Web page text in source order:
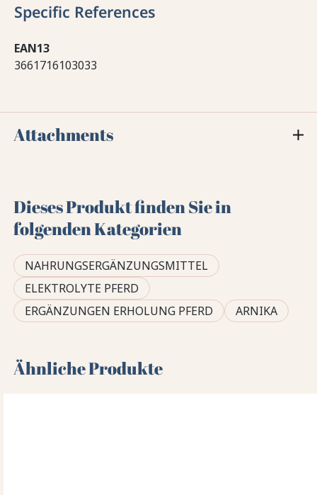
Specific References
EAN13
3661716103033
Attachments
Dieses Produkt finden Sie in
folgenden Kategorien
NAHRUNGSERGÄNZUNGSMITTEL
ELEKTROLYTE PFERD
ERGÄNZUNGEN ERHOLUNG PFERD
ARNIKA
Ähnliche Produkte